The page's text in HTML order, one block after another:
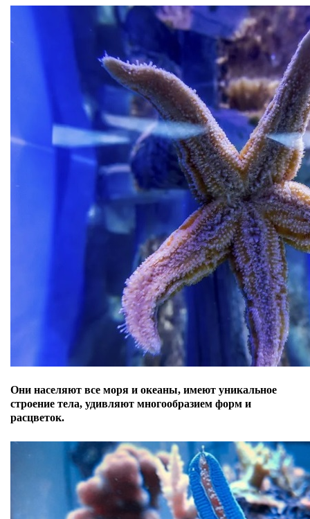
Они населяют все моря и океаны, имеют уникальное
строение тела, удивляют многообразием форм и
расцветок.